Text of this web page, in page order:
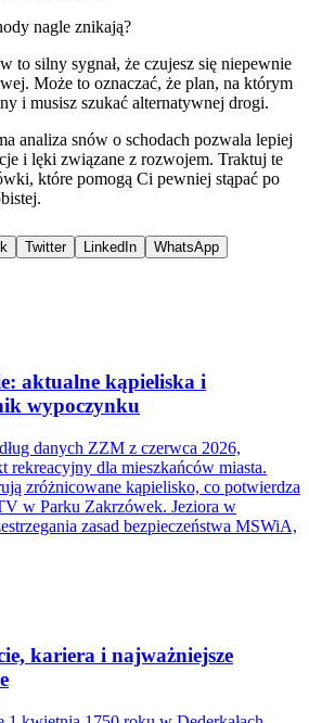
nagle znikają?
to silny sygnał, że czujesz się niepewnie
Może to oznaczać, że plan, na którym
i musisz szukać alternatywnej drogi.
analiza snów o schodach pozwala lepiej
i lęki związane z rozwojem. Traktuj te
które pomogą Ci pewniej stąpać po
Twitter LinkedIn WhatsApp
aktualne kąpieliska i
wypoczynku
danych ZZM z czerwca 2026,
rekreacyjny dla mieszkańców miasta.
zróżnicowane kąpielisko, co potwierdza
w Parku Zakrzówek. Jeziora w
zasad bezpieczeństwa MSWiA,
kariera i najważniejsze